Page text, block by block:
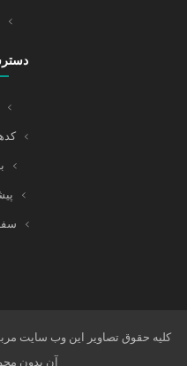
کلیه حقوق تصاویر این وب سایت
آن بدون